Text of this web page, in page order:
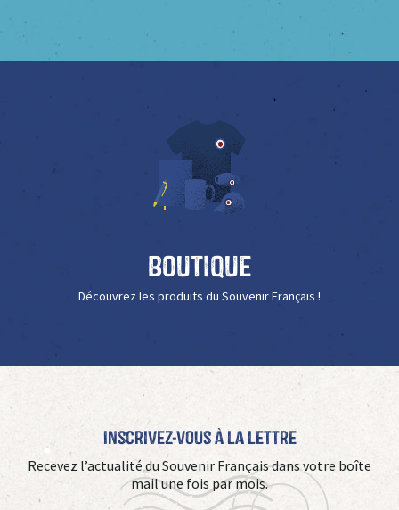
Boutique
Découvrez les produits du Souvenir Français !
Inscrivez-vous à La Lettre
Recevez l’actualité du Souvenir Français dans votre boîte
mail une fois par mois.